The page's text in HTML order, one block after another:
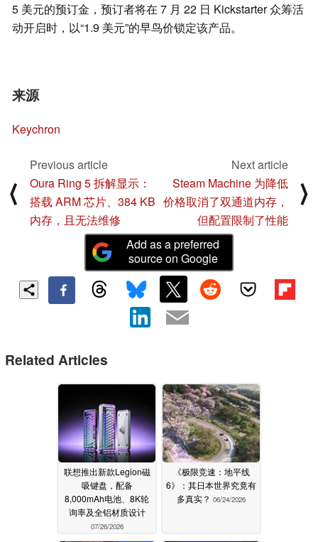
5 美元的预订金，预订者将在 7 月 22 日 Kickstarter 众筹活
动开启时，以“1.9 美元”的早鸟价锁定该产品。
来源
Keychron
⟨
Previous article
Oura Ring 5 拆解显示：
搭载 ARM 芯片、384 KB
内存，且无法维修
Next article
Steam Machine 为降低
价格取消了双通道内存，
但配置限制了性能
⟩
Add as a preferred
source on Google
Related Articles
联想推出新款Legion磁
吸键盘，配备
8,000mAh电池、8K轮
询率及全铝材质设计
07/26/2026
《极限竞速：地平线
6》：其日本世界究竟有
多真实？ 06/24/2026